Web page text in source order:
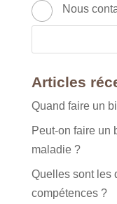
Nous
Articles
Quand faire un
Peut-on faire un
maladie ?
Quelles sont les
compétences ?